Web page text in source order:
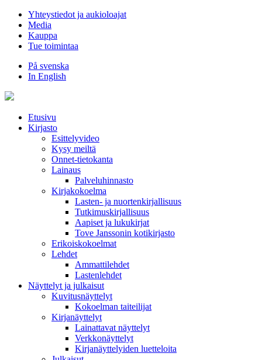
Hyppää
sisältöön
Yhteystiedot ja aukioloajat
Media
Kauppa
Tue toimintaa
På svenska
In English
Etusivu
Kirjasto
Esittelyvideo
Kysy meiltä
Onnet-tietokanta
Lainaus
Palveluhinnasto
Kirjakokoelma
Lasten- ja nuortenkirjallisuus
Tutkimuskirjallisuus
Aapiset ja lukukirjat
Tove Janssonin kotikirjasto
Erikoiskokoelmat
Lehdet
Ammattilehdet
Lastenlehdet
Näyttelyt ja julkaisut
Kuvitusnäyttelyt
Kokoelman taiteilijat
Kirjanäyttelyt
Lainattavat näyttelyt
Verkkonäyttelyt
Kirjanäyttelyiden luetteloita